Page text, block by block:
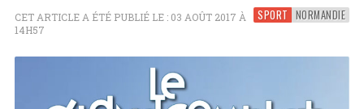
SPORT NORMANDIE
CET ARTICLE A ÉTÉ PUBLIÉ LE : 03 AOÛT 2017 À
14H57